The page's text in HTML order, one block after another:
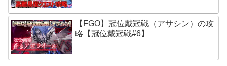
【FGO】冠位戴冠戦（アサシン）の攻
略【冠位戴冠戦#6】